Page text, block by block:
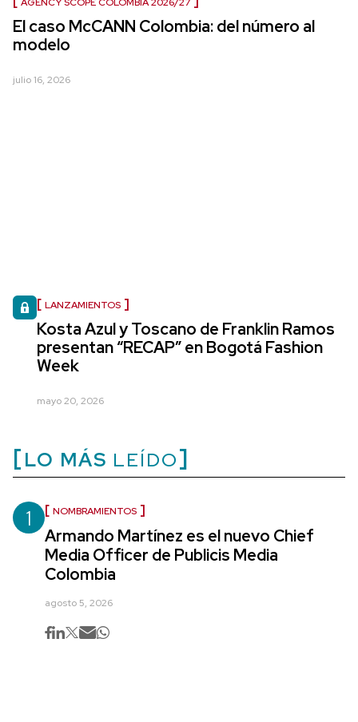
El caso McCANN Colombia: del número al
modelo
julio 16, 2026
LANZAMIENTOS
Kosta Azul y Toscano de Franklin Ramos
presentan “RECAP” en Bogotá Fashion
Week
mayo 20, 2026
LO MÁS LEÍDO
1 NOMBRAMIENTOS
Armando Martínez es el nuevo Chief
Media Officer de Publicis Media
Colombia
agosto 5, 2026